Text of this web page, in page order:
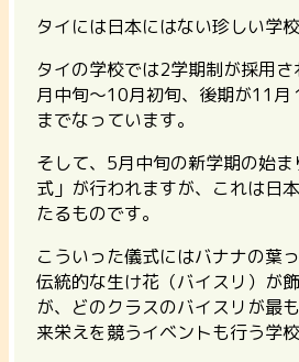
タイには日本にはない珍しい学
タイの学校では2学期制が採用
月中旬～10月初旬、後期が11月
までなっています。
そして、 5月中旬の新学期の始
式」が行われますが、これは日
たるものです。
こういった儀式にはバナナの葉
伝統的な生け花（バイスリ）が
が、どのクラスのバイスリが最
来栄えを競うイベントも行う学校